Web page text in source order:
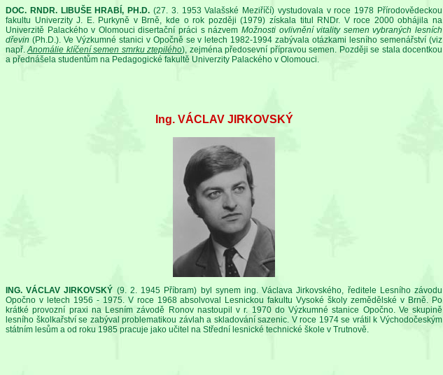
DOC. RNDR. LIBUŠE HRABÍ, PH.D. (27. 3. 1953 Valašské Meziříčí) vystudovala v roce 1978 Přírodovědeckou
fakultu Univerzity J. E. Purkyně v Brně, kde o rok později (1979) získala titul RNDr. V roce 2000 obhájila na
Univerzitě Palackého v Olomouci disertační práci s názvem Možnosti ovlivnění vitality semen vybraných lesních
dřevin (Ph.D.). Ve Výzkumné stanici v Opočně se v letech 1982-1994 zabývala otázkami lesního semenářství (viz
např.Anomálie klíčení semen smrku ztepilého), zejména předosevní přípravou semen. Později se stala docentkou
a přednášela studentům na Pedagogické fakultě Univerzity Palackého v Olomouci.
Ing. VÁCLAV JIRKOVSKÝ
ING. VÁCLAV JIRKOVSKÝ (9. 2. 1945 Příbram) byl synem ing. Václava Jirkovského, ředitele Lesního závodu
Opočno v letech 1956 - 1975. V roce 1968 absolvoval Lesnickou fakultu Vysoké školy zemědělské v Brně. Po
krátké provozní praxi na Lesním závodě Ronov nastoupil v r. 1970 do Výzkumné stanice Opočno. Ve skupině
lesního školkařství se zabýval problematikou závlah a skladování sazenic. V roce 1974 se vrátil k Východočeským
státním lesům a od roku 1985 pracuje jako učitel na Střední lesnické technické škole v Trutnově.